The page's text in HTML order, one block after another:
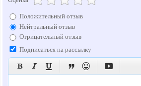
Положительный отзыв
Нейтральный отзыв
Отрицательный отзыв
Подписаться на рассылку
     